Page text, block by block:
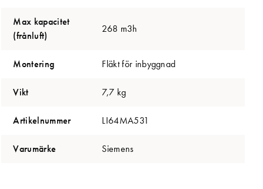
Max kapacitet
(frånluft)
268 m3h
Montering Fläkt för inbyggnad
Vikt 7,7 kg
Artikelnummer LI64MA531
Varumärke Siemens